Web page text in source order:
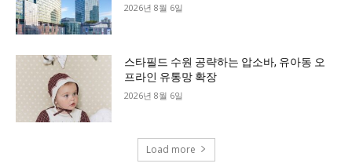
2026년 8월 6일
스타필드 수원 공략하는 압소바, 유아동 오
프라인 유통망 확장
2026년 8월 6일
Load more